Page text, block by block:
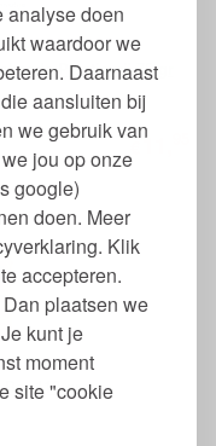
analyse doen
waardoor we
Daarnaast
aansluiten bij
we gebruik van
jou op onze
google)
doen. Meer
Klik
accepteren.
plaatsen we
kunt je
moment
site "cookie
Plasticvrij 75 gr
11,
113 gr